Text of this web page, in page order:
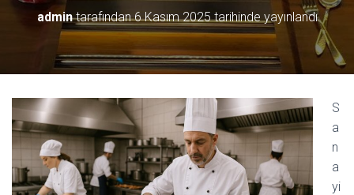
admintarafından6 Kasım 2025tarihinde yayınlandı
S
a
n
a
yi